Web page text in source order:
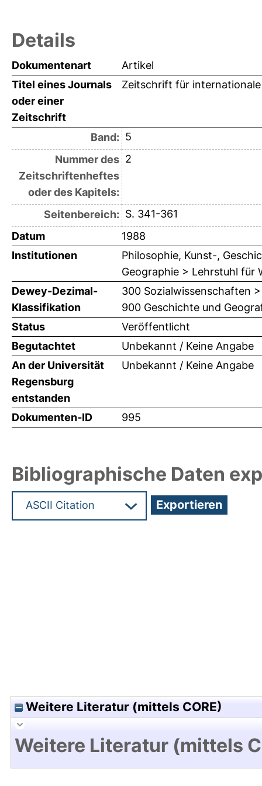
Details
Dokumentenart
Artikel
Titel eines Journals
oder einer
Zeitschrift
Zeitschrift für
Band: 5
Nummer des
Zeitschriftenheftes
oder des Kapitels:
2
Seitenbereich: S. 341-361
Datum
1988
Institutionen
Philosophie, Kunst-,
Geographie > Lehrstuhl für
Dewey-Dezimal-
Klassifikation
300 Sozialwissenschaften
900 Geschichte und
Status
Veröffentlicht
Begutachtet
Unbekannt / Keine Angabe
An der Universität
Regensburg
entstanden
Unbekannt / Keine Angabe
Dokumenten-ID 995
Bibliographische Daten
Weitere Literatur (mittels CORE)
Weitere Literatur (mittels